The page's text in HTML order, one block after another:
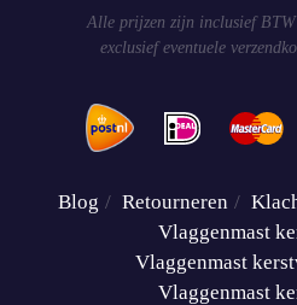
Alle prijzen zijn inclusief BTW
exclusief eventuele
Blog Retourneren
Vlaggenmast
Vlaggenmast
Vlaggenmast